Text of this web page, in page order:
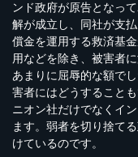
ンド政府が原告となっ
解が成立し、同社が支
償金を運用する救済基
用などを除き、被害者
あまりに屈辱的な額で
害者にはどうすること
ニオン社だけでなくイ
ます。弱者を切り捨て
けているのです。